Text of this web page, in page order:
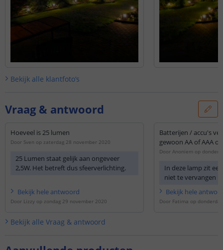
Bekijk alle klantfoto’s
Vraag & antwoord
Hoeveel is 25 lumen
Door Sven op zaterdag 28 november 2020
25 Lumen staat gelijk aan ongeveer
2,5W. Het betreft dus sfeerverlichting.
Bekijk hele antwoord
Door Lizzy op zondag 29 november 2020
Batterijen / accu's
gewoon AA of AAA
Door Anoniem op
In deze lamp zit
niet te vervangen
Bekijk hele
Door Fatima op
Bekijk alle Vraag & antwoord